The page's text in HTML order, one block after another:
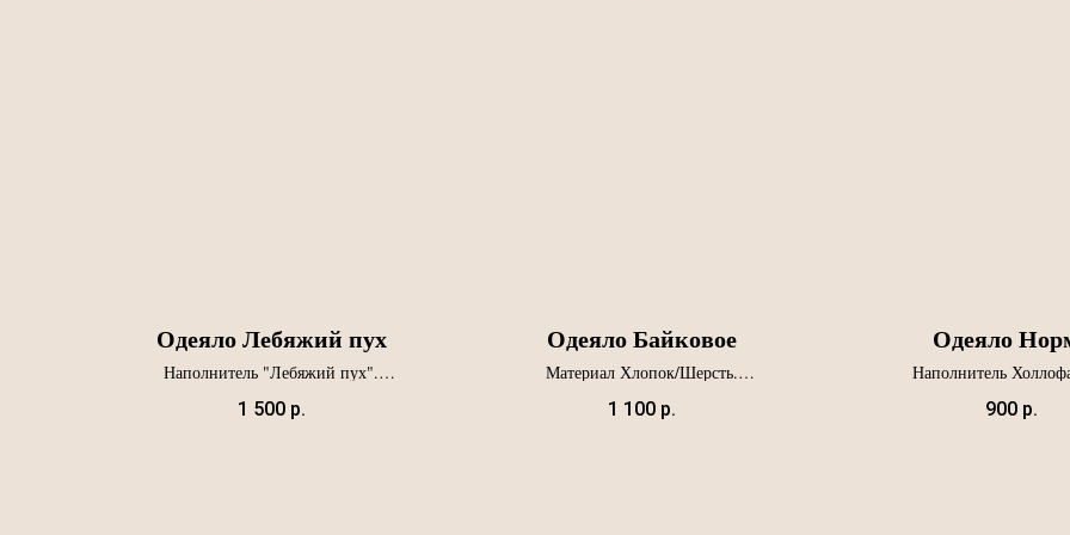
Одеяло Лебяжий пух
Наполнитель "Лебяжий пух".
Артикул О-05
1 500 р.
Одеяло Байковое
Материал Хлопок/Шерсть.
1 100 р.
Одеяло
Наполнитель
Ткань полисатин.
Артикул О-02
900 р.